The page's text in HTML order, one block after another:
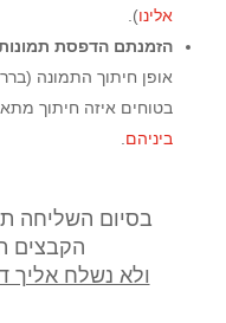
אלינו).
הזמנתם הדפסת
אופן חיתוך התמונה
בטוחים איזה חיתוך
ביניהם
בסיום השליחה
הקבצים
ולא נשלח אליך